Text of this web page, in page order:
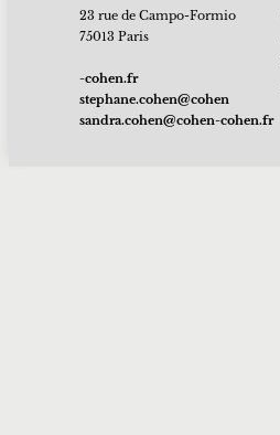
23 rue de Campo-Formio
75013 Paris
rf.nehoc-
nehoc@nehoc.enahpets
rf.nehoc-nehoc@nehoc.ardnas